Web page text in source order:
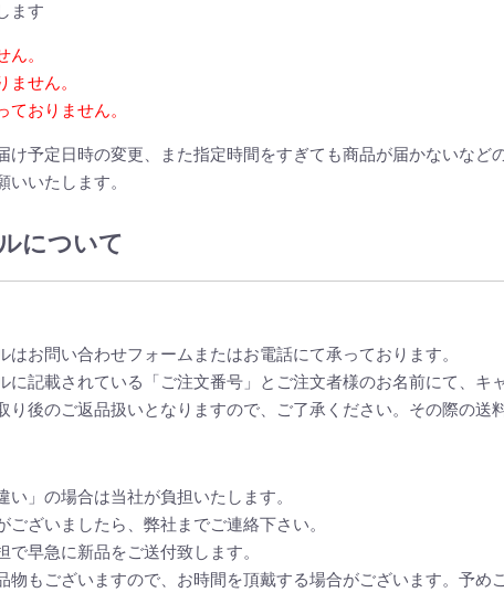
ます
。
せん。
おりません。
け予定日時の変更、また指定時間をすぎても商品が届かないな
いたします。
について
はお問い合わせフォームまたはお電話にて承っております。
に記載されている「ご注文番号」とご注文者様のお名前にて、キ
り後のご返品扱いとなりますので、ご了承ください。その際の送
い」の場合は当社が負担いたします。
ざいましたら、弊社までご連絡下さい。
早急に新品をご送付致します。
物もございますので、お時間を頂戴する場合がございます。予め